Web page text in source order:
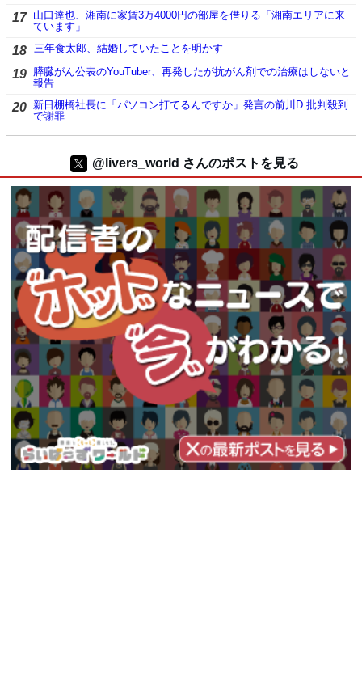
17 山口達也、湘南に家賃3万4000円の部屋を借りる「湘南エリアに来
ています」
18 三年食太郎、結婚していたことを明かす
19 膵臓がん公表のYouTuber、再発したが抗がん剤での治療はしないと
報告
20 新日棚橋社長に「パソコン打てるんですか」発言の前川D 批判殺到
で謝罪
@livers_world さんのポストを見る